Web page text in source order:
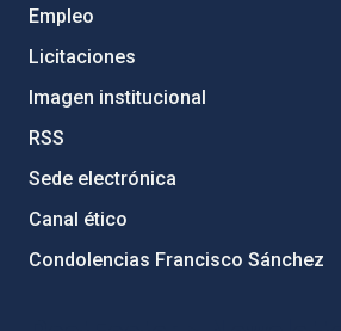
Empleo
Licitaciones
Imagen institucional
RSS
Sede electrónica
Canal ético
Condolencias Francisco Sánchez